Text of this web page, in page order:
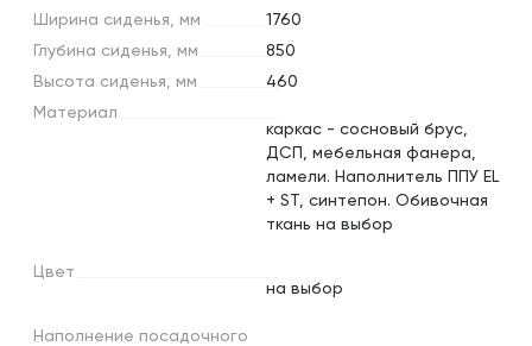
Ширина сиденья, мм
1760
Глубина сиденья, мм
850
Высота сиденья, мм
460
Материал
каркас - сосновый брус,
ДСП, мебельная фанера,
ламели. Наполнитель ППУ EL
+ ST, синтепон. Обивочная
ткань на выбор
Цвет
на выбор
Наполнение посадочного